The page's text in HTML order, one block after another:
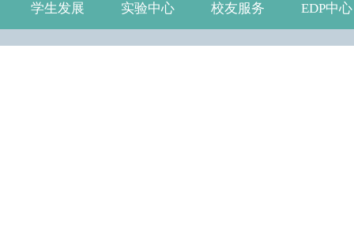
学生发展
学生事务
党团建设
课外培养
职业发展
实验中心
关于实验中心
通知公告
规章制度
数据资源
虚仿实验平台
自建资源
公共微观数据
相关文件下载
校友服务
分会介绍
校友活动
校友风采
EDP中心
中心介绍
新闻通告
师资团队
联系我们